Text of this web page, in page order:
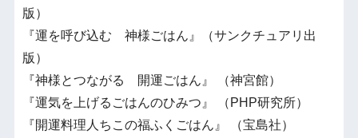
版）
『運を呼び込む 神様ごはん』（サンクチュアリ出
版）
『神様とつながる 開運ごはん』 （神宮館）
『運気を上げるごはんのひみつ』 （PHP研究所）
『開運料理人ちこの福ふくごはん』 （宝島社）